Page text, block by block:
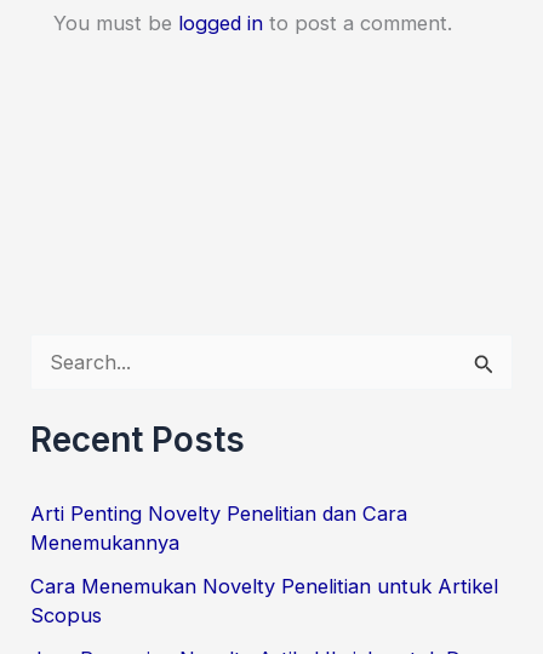
You must be logged into post a comment.
a
c
f
Recent Posts
Arti Penting Novelty Penelitian dan Cara
Menemukannya
Cara Menemukan Novelty Penelitian untuk Artikel
Scopus